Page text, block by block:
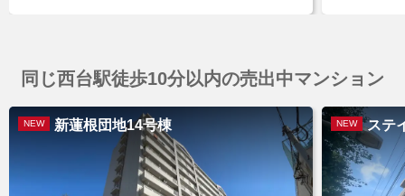
同じ西台駅徒歩10分以内の売出中マンション
NEW 新蓮根団地14号棟 NEW ステ